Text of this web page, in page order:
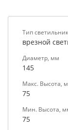
Тип
врезной
Диаметр, мм
145
Макс. Высота,
75
Мин. Высота,
75